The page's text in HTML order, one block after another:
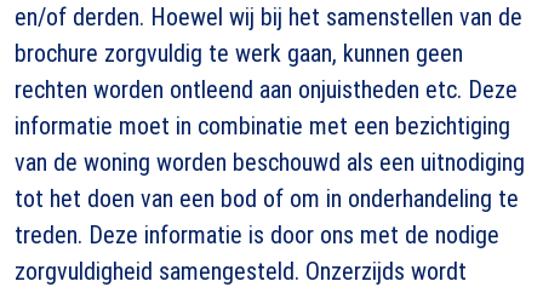
en/of derden. Hoewel wij bij het samenstellen van de
brochure zorgvuldig te werk gaan, kunnen geen
rechten worden ontleend aan onjuistheden etc. Deze
informatie moet in combinatie met een bezichtiging
van de woning worden beschouwd als een uitnodiging
tot het doen van een bod of om in onderhandeling te
treden. Deze informatie is door ons met de nodige
zorgvuldigheid samengesteld. Onzerzijds wordt